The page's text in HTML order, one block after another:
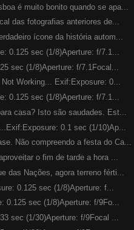
é muito bonito quando se apa...
das fotografias anteriores de...
ícone da história autom...
0.125 sec (1/8)Aperture: f/7.1...
sec (1/8)Aperture: f/7.1Focal...
Working... Exif:Exposure: 0...
0.125 sec (1/8)Aperture: f/7.1...
casa? Isto são saudades. Est...
0.1 sec (1/10)Ap...
Não compreendo a festa do Ca...
o fim de tarde a hora ...
das Nações, agora terreno férti...
0.125 sec (1/8)Aperture: f...
0.125 sec (1/8)Aperture: f/9Fo...
sec (1/30)Aperture: f/9Focal ...